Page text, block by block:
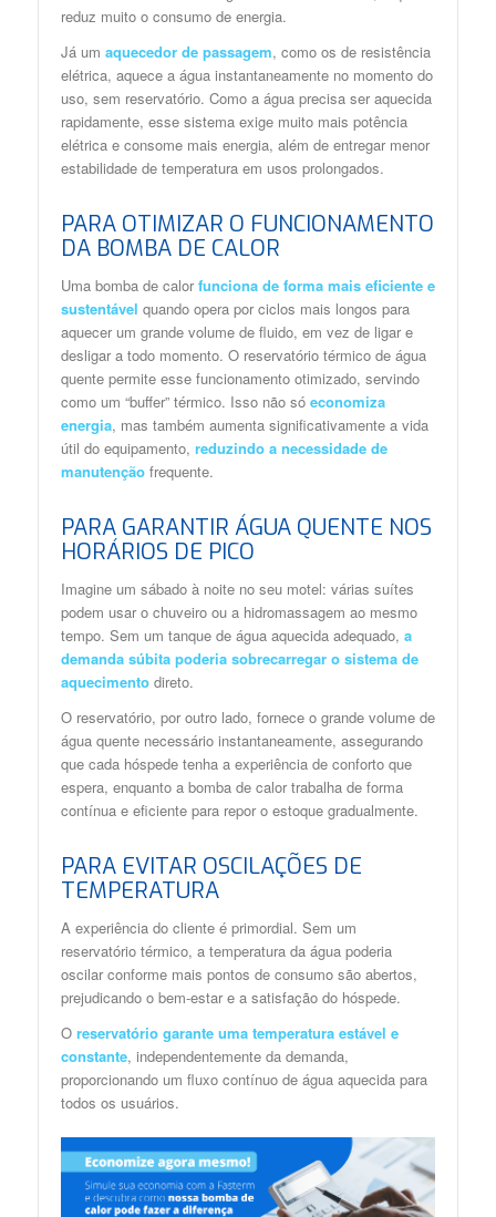
reduz muito o consumo de energia.
Já um aquecedor de passagem, como os de resistência
elétrica, aquece a água instantaneamente no momento do
uso, sem reservatório. Como a água precisa ser aquecida
rapidamente, esse sistema exige muito mais potência
elétrica e consome mais energia, além de entregar menor
estabilidade de temperatura em usos prolongados.
PARA OTIMIZAR O FUNCIONAMENTO
DA BOMBA DE CALOR
Uma bomba de calorfunciona de forma mais eficiente e
sustentável quando opera por ciclos mais longos para
aquecer um grande volume de fluido, em vez de ligar e
desligar a todo momento. O reservatório térmico de água
quente permite esse funcionamento otimizado, servindo
como um “buffer” térmico. Isso não só economiza
energia, mas também aumenta significativamente a vida
útil do equipamento, reduzindo a necessidade de
manutençãofrequente.
PARA GARANTIR ÁGUA QUENTE NOS
HORÁRIOS DE PICO
Imagine um sábado à noite no seu motel: várias suítes
podem usar o chuveiro ou a hidromassagem ao mesmo
tempo. Sem um tanque de água aquecida adequado, a
demanda súbita poderia sobrecarregar o sistema de
aquecimentodireto.
O reservatório, por outro lado, fornece o grande volume de
água quente necessário instantaneamente, assegurando
que cada hóspede tenha a experiência de conforto que
espera, enquanto a bomba de calor trabalha de forma
contínua e eficiente para repor o estoque gradualmente.
PARA EVITAR OSCILAÇÕES DE
TEMPERATURA
A experiência do cliente é primordial. Sem um
reservatório térmico, a temperatura da água poderia
oscilar conforme mais pontos de consumo são abertos,
prejudicando o bem-estar e a satisfação do hóspede.
O reservatório garante uma temperatura estável e
constante, independentemente da demanda,
proporcionando um fluxo contínuo de água aquecida para
todos os usuários.